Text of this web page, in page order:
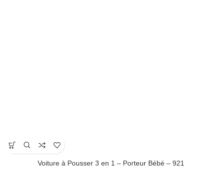
Voiture à Pousser 3 en 1 – Porteur Bébé – 921